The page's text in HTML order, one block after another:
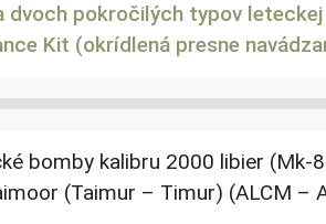
dvoch pokročilých typov
Kit (okrídlená presne
bomby kalibru 2000 libier (Mk-
(Taimur – Timur) (ALCM –